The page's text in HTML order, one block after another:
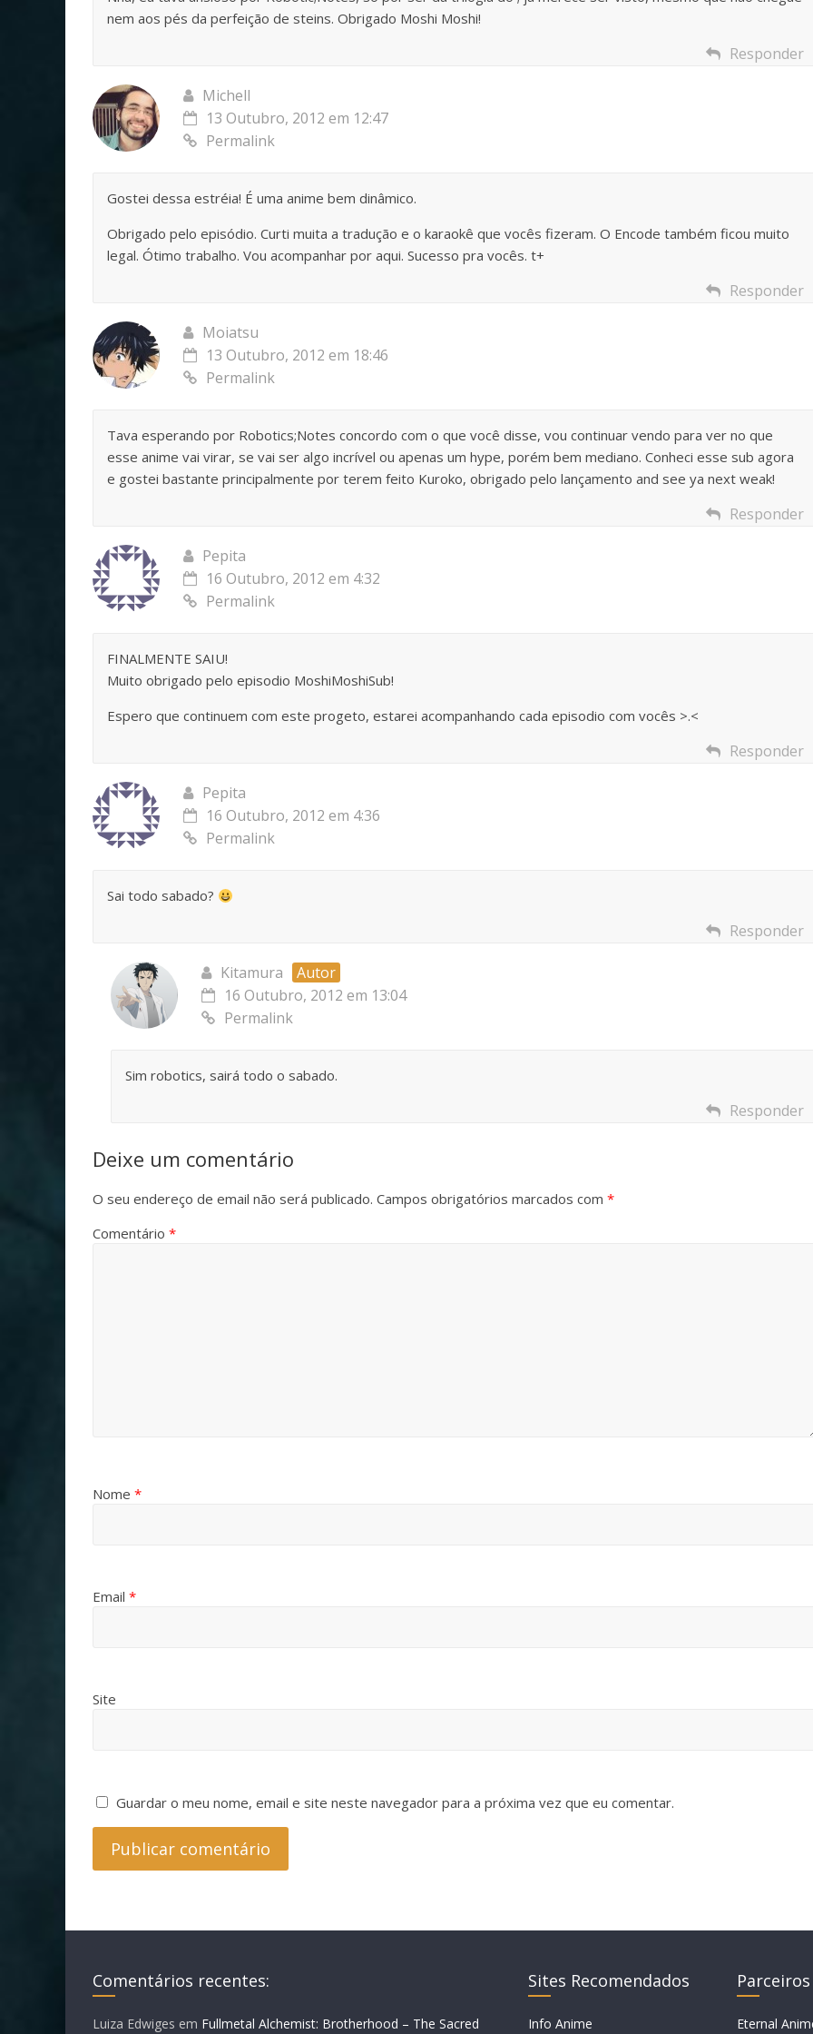
nem aos pés da perfeição de steins. Obrigado Moshi Moshi!
Responder
Michell
13 Outubro, 2012 em 12:47
Permalink
Gostei dessa estréia! É uma anime bem dinâmico.
Obrigado pelo episódio. Curti muita a tradução e o karaokê que vocês fizeram. O Encode também ficou muito
legal. Ótimo trabalho. Vou acompanhar por aqui. Sucesso pra vocês. t+
Responder
Moiatsu
13 Outubro, 2012 em 18:46
Permalink
Tava esperando por Robotics;Notes concordo com o que você disse, vou continuar vendo para ver no que
esse anime vai virar, se vai ser algo incrível ou apenas um hype, porém bem mediano. Conheci esse sub agora
e gostei bastante principalmente por terem feito Kuroko, obrigado pelo lançamento and see ya next weak!
Responder
Pepita
16 Outubro, 2012 em 4:32
Permalink
FINALMENTE SAIU!
Muito obrigado pelo episodio MoshiMoshiSub!
Espero que continuem com este progeto, estarei acompanhando cada episodio com vocês >.<
Responder
Pepita
16 Outubro, 2012 em 4:36
Permalink
Sai todo sabado?
Responder
Kitamura
Autor
16 Outubro, 2012 em 13:04
Permalink
Sim robotics, sairá todo o sabado.
Responder
Deixe um comentário
O seu endereço de email não será publicado. Campos obrigatórios marcados com *
Comentário *
Nome *
Email *
Site
Guardar o meu nome, email e site neste navegador para a próxima vez que eu comentar.
Comentários recentes:
Luiza Edwiges em Fullmetal Alchemist: Brotherhood – The Sacred
Sites Recomendados
Info Anime
Parceiros
Eternal